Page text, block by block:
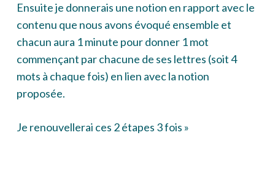
Ensuite je donnerais une notion en rapport avec le
contenu que nous avons évoqué ensemble et
chacun aura 1 minute pour donner 1 mot
commençant par chacune de ses lettres (soit 4
mots à chaque fois) en lien avec la notion
proposée.
Je renouvellerai ces 2 étapes 3 fois »